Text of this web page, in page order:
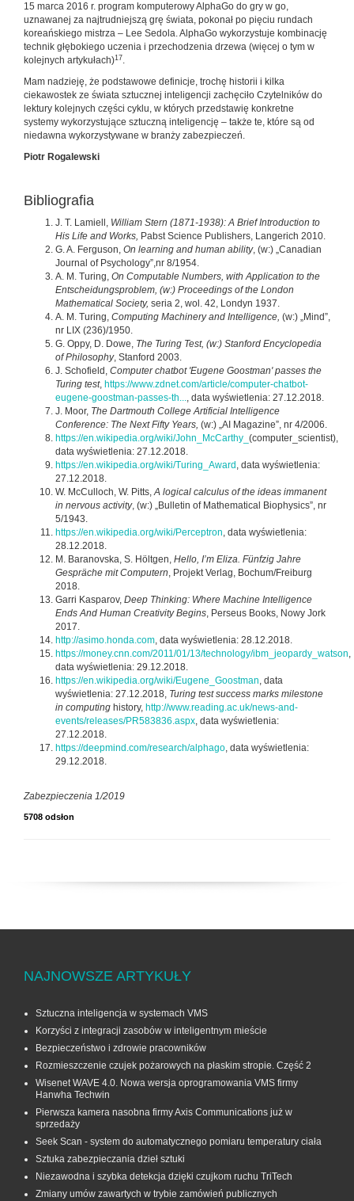
15 marca 2016 r. program komputerowy AlphaGo do gry w go,
uznawanej za najtrudniejszą grę świata, pokonał po pięciu rundach
koreańskiego mistrza – Lee Sedola. AlphaGo wykorzystuje kombinację
technik głębokiego uczenia i przechodzenia drzewa (więcej o tym w
kolejnych artykułach)17.
Mam nadzieję, że podstawowe definicje, trochę historii i kilka
ciekawostek ze świata sztucznej inteligencji zachęciło Czytelników do
lektury kolejnych części cyklu, w których przedstawię konkretne
systemy wykorzystujące sztuczną inteligencję – także te, które są od
niedawna wykorzystywane w branży zabezpieczeń.
Piotr Rogalewski
Bibliografia
J. T. Lamiell, William Stern (1871-1938): A Brief Introduction to
His Life and Works, Pabst Science Publishers, Langerich 2010.
G. A. Ferguson, On learning and human ability, (w:) „Canadian
Journal of Psychology”,nr 8/1954.
A. M. Turing, On Computable Numbers, with Application to the
Entscheidungsproblem, (w:) Proceedings of the London
Mathematical Society, seria 2, wol. 42, Londyn 1937.
A. M. Turing, Computing Machinery and Intelligence, (w:) „Mind”,
nr LIX (236)/1950.
G. Oppy, D. Dowe, The Turing Test, (w:) Stanford Encyclopedia
of Philosophy, Stanford 2003.
J. Schofield, Computer chatbot 'Eugene Goostman' passes the
Turing test, https://www.zdnet.com/article/computer-chatbot-
eugene-goostman-passes-th..., data wyświetlenia: 27.12.2018.
J. Moor, The Dartmouth College Artificial Intelligence
Conference: The Next Fifty Years, (w:) „AI Magazine”, nr 4/2006.
https://en.wikipedia.org/wiki/John_McCarthy_ (computer_scientist),
data wyświetlenia: 27.12.2018.
https://en.wikipedia.org/wiki/Turing_Award , data wyświetlenia:
27.12.2018.
W. McCulloch, W. Pitts,A logical calculus of the ideas immanent
in nervous activity, (w:) „Bulletin of Mathematical Biophysics”, nr
5/1943.
https://en.wikipedia.org/wiki/Perceptron, data wyświetlenia:
28.12.2018.
M. Baranovska, S. Höltgen, Hello, I’m Eliza. Fünfzig Jahre
Gespräche mit Computern, Projekt Verlag, Bochum/Freiburg
2018.
Garri Kasparov, Deep Thinking: Where Machine Intelligence
Ends And Human Creativity Begins, Perseus Books, Nowy Jork
2017.
http://asimo.honda.com, data wyświetlenia: 28.12.2018.
https://money.cnn.com/2011/01/13/technology/ibm_jeopardy_watson,
data wyświetlenia: 29.12.2018.
https://en.wikipedia.org/wiki/Eugene_Goostman, data
wyświetlenia: 27.12.2018, Turing test success marks milestone
in computing history, http://www.reading.ac.uk/news-and-
events/releases/PR583836.aspx, data wyświetlenia:
27.12.2018.
https://deepmind.com/research/alphago, data wyświetlenia:
29.12.2018.
Zabezpieczenia 1/2019
5708 odsłon
NAJNOWSZE ARTYKUŁY
Sztuczna inteligencja w systemach VMS
Korzyści z integracji zasobów w inteligentnym mieście
Bezpieczeństwo i zdrowie pracowników
Rozmieszczenie czujek pożarowych na płaskim stropie. Część 2
Wisenet WAVE 4.0. Nowa wersja oprogramowania VMS firmy
Hanwha Techwin
Pierwsza kamera nasobna firmy Axis Communications już w
sprzedaży
Seek Scan - system do automatycznego pomiaru temperatury ciała
Sztuka zabezpieczania dzieł sztuki
Niezawodna i szybka detekcja dzięki czujkom ruchu TriTech
Zmiany umów zawartych w trybie zamówień publicznych